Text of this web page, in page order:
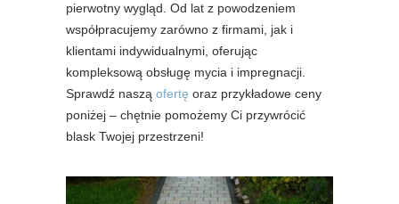
pierwotny wygląd. Od lat z powodzeniem
współpracujemy zarówno z firmami, jak i
klientami indywidualnymi, oferując
kompleksową obsługę mycia i impregnacji.
Sprawdź naszą ofertę oraz przykładowe ceny
poniżej – chętnie pomożemy Ci przywrócić
blask Twojej przestrzeni!